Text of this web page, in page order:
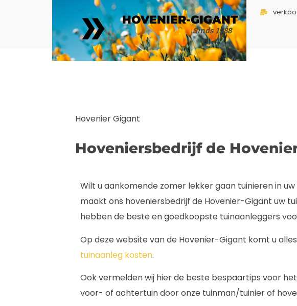
HOVENIER-GIGANT
Sinds 1988
Hovenier Gigant
Hoveniersbedrijf de
Wilt u aankomende zomer lekker gaan tuinieren in
maakt ons hoveniersbedrijf de Hovenier-Gigant uw
hebben de beste en goedkoopste tuinaanleggers
Op deze website van de Hovenier-Gigant komt u
tuinaanleg kosten.
Ook vermelden wij hier de beste bespaartips voor
voor- of achtertuin door onze tuinman/tuinier of